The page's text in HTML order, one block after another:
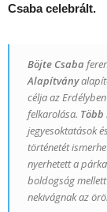
Csaba celebrált.
Böjte Csaba
Alapítvány
célja az
felkarolása.
jegyesoktatások
történetét
nyerhetett a
boldogság mellett
nekivágnak az